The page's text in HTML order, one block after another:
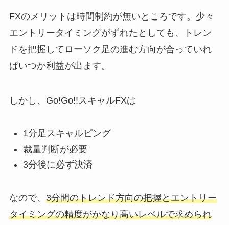
FXのメリットは時間制約が無いところです。少々
エントリータイミングがずれたとしても、トレン
ドを把握してローソク足の進む方向が合っていれ
ばいつか利益が出ます。
しかし、Go!Go!!スキャルFXは
1分足スキャルピング
裁量判断が必要
3分後に必ず決済
なので、 3分間のトレンド方向の把握とエントリー
タイミングの精度がかなり高いレベルで求められ